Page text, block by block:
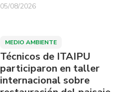
05/08/2026
MEDIO AMBIENTE
Técnicos de ITAIPU
participaron en taller
internacional sobre